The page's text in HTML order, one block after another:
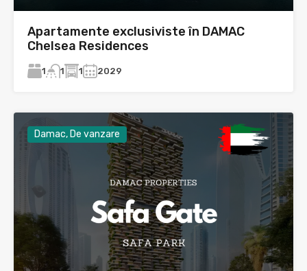
Apartamente exclusiviste în DAMAC
Chelsea Residences
1 1 1 2029
Damac, De vanzare